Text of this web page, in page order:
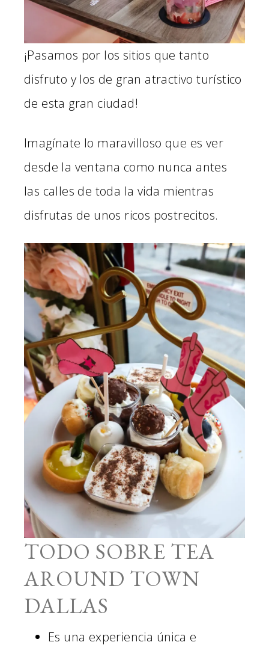
¡Pasamos por los sitios que tanto
disfruto y los de gran atractivo turístico
de esta gran ciudad!
Imagínate lo maravilloso que es ver
desde la ventana como nunca antes
las calles de toda la vida mientras
disfrutas de unos ricos postrecitos.
TODO SOBRE TEA
AROUND TOWN
DALLAS
Es una experiencia única e